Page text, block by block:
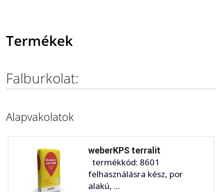
Termékek
Falburkolat:
Alapvakolatok
weberKPS terralit
termékkód: 8601
felhasználásra kész, por
alakú, ...